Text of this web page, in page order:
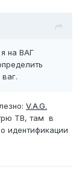
на ВАГ
V.A.G.
ТВ, там в
идентификации